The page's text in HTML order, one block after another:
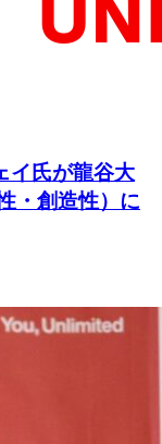
イ氏が龍谷大
・創造性）に